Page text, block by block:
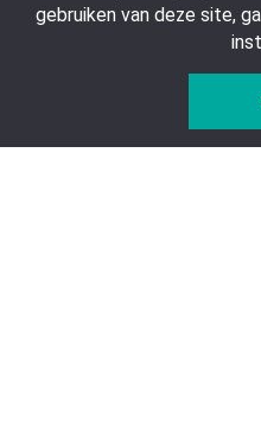
Veelgestelde vragen
gebruiken van deze site,